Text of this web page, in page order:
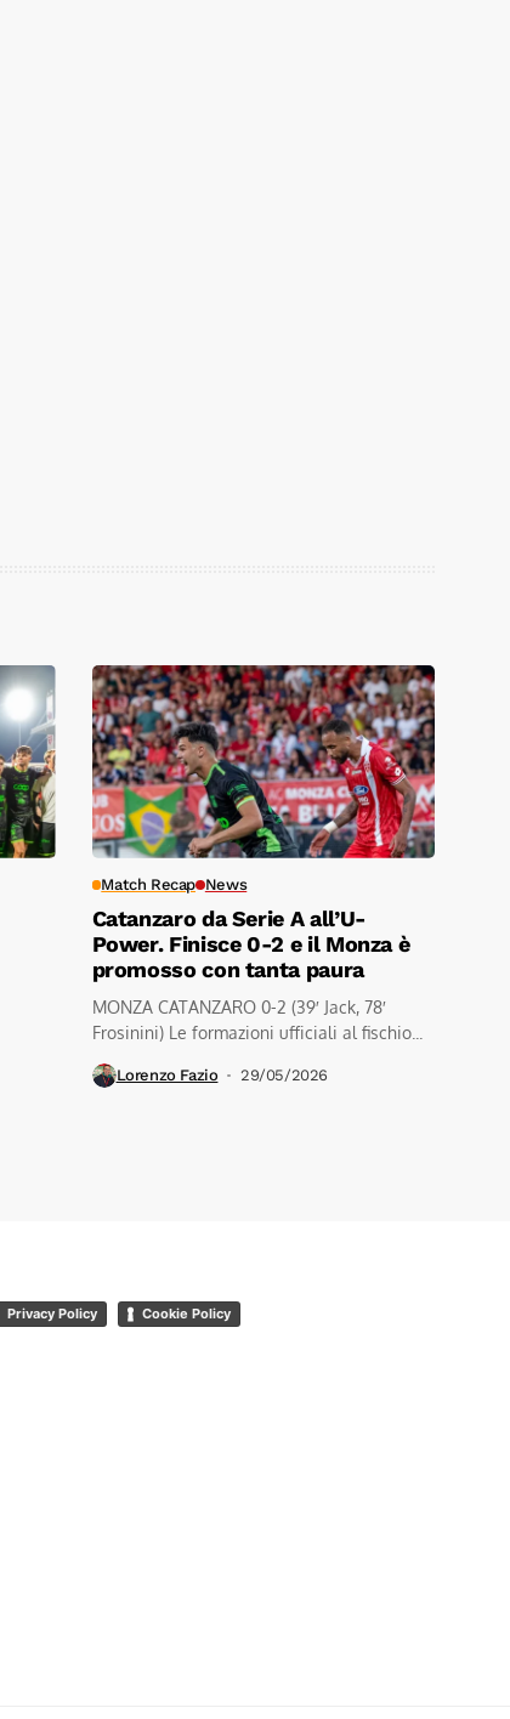
Match Recap News
Catanzaro da Serie A all’U-
Power. Finisce 0-2 e il Monza è
promosso con tanta paura
MONZA CATANZARO 0-2 (39′ Jack, 78′
Frosinini) Le formazioni ufficiali al fischio...
Lorenzo Fazio 29/05/2026
Privacy Policy Cookie Policy